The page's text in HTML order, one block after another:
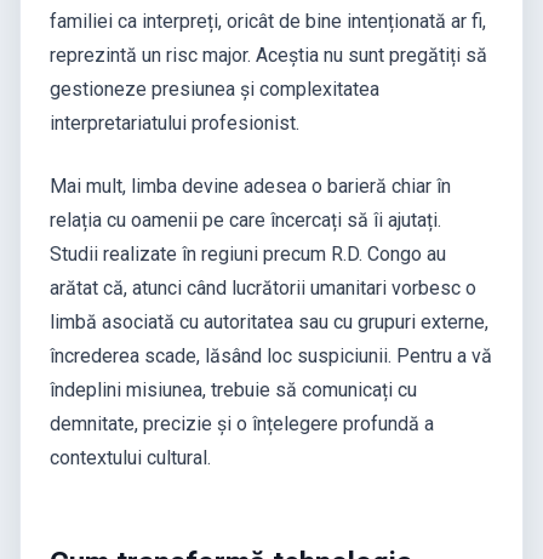
familiei ca interpreți, oricât de bine intenționată ar fi,
reprezintă un risc major. Aceștia nu sunt pregătiți să
gestioneze presiunea și complexitatea
interpretariatului profesionist.
Mai mult, limba devine adesea o barieră chiar în
relația cu oamenii pe care încercați să îi ajutați.
Studii realizate în regiuni precum R.D. Congo au
arătat că, atunci când lucrătorii umanitari vorbesc o
limbă asociată cu autoritatea sau cu grupuri externe,
încrederea scade, lăsând loc suspiciunii. Pentru a vă
îndeplini misiunea, trebuie să comunicați cu
demnitate, precizie și o înțelegere profundă a
contextului cultural.